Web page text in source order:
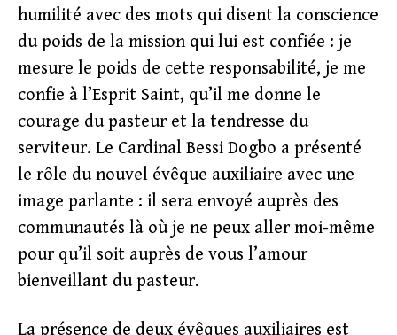
humilité avec des mots qui disent la conscience
du poids de la mission qui lui est confiée : je
mesure le poids de cette responsabilité, je me
confie à l’Esprit Saint, qu’il me donne le
courage du pasteur et la tendresse du
serviteur. Le Cardinal Bessi Dogbo a présenté
le rôle du nouvel évêque auxiliaire avec une
image parlante : il sera envoyé auprès des
communautés là où je ne peux aller moi-même
pour qu’il soit auprès de vous l’amour
bienveillant du pasteur.
La présence de deux évêques auxiliaires est